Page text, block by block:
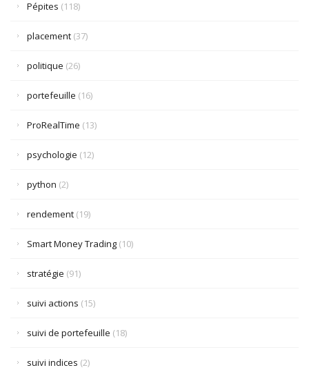
Pépites (118)
placement (37)
politique (26)
portefeuille (16)
ProRealTime (13)
psychologie (12)
python (2)
rendement (19)
Smart Money Trading (10)
stratégie (91)
suivi actions (15)
suivi de portefeuille (18)
suivi indices (2)